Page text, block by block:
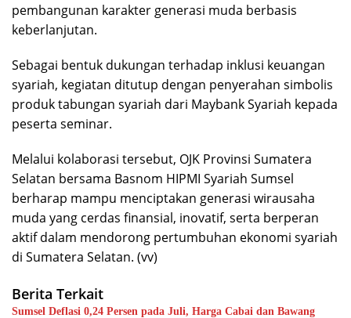
pembangunan karakter generasi muda berbasis
keberlanjutan.
Sebagai bentuk dukungan terhadap inklusi keuangan
syariah, kegiatan ditutup dengan penyerahan simbolis
produk tabungan syariah dari Maybank Syariah kepada
peserta seminar.
Melalui kolaborasi tersebut, OJK Provinsi Sumatera
Selatan bersama Basnom HIPMI Syariah Sumsel
berharap mampu menciptakan generasi wirausaha
muda yang cerdas finansial, inovatif, serta berperan
aktif dalam mendorong pertumbuhan ekonomi syariah
di Sumatera Selatan. (vv)
Berita Terkait
Sumsel Deflasi 0,24 Persen pada Juli, Harga Cabai dan Bawang